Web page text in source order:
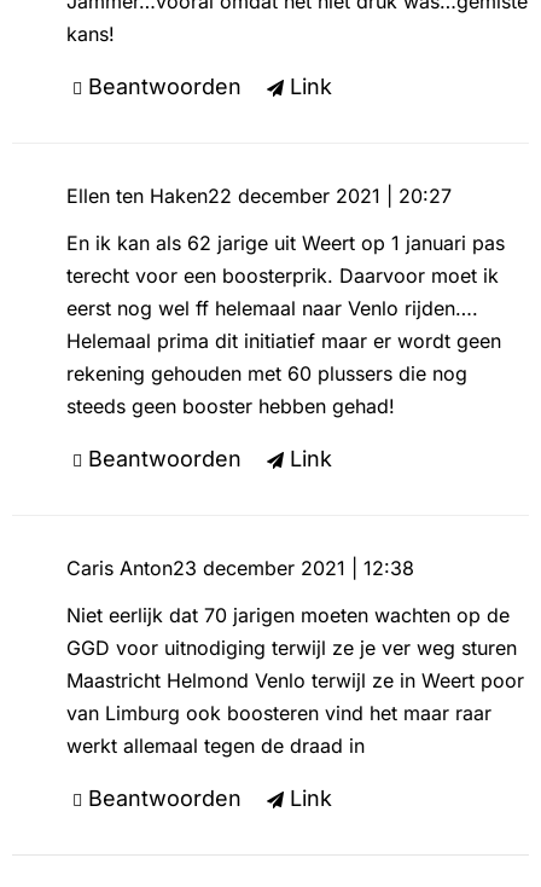
kans!
Beantwoorden Link
Ellen ten Haken22 december 2021 | 20:27
En ik kan als 62 jarige uit Weert op 1 januari pas
terecht voor een boosterprik. Daarvoor moet ik
eerst nog wel ff helemaal naar Venlo rijden….
Helemaal prima dit initiatief maar er wordt geen
rekening gehouden met 60 plussers die nog
steeds geen booster hebben gehad!
Beantwoorden Link
Caris Anton23 december 2021 | 12:38
Niet eerlijk dat 70 jarigen moeten wachten op de
GGD voor uitnodiging terwijl ze je ver weg sturen
Maastricht Helmond Venlo terwijl ze in Weert poor
van Limburg ook boosteren vind het maar raar
werkt allemaal tegen de draad in
Beantwoorden Link